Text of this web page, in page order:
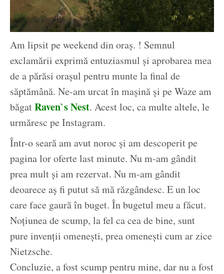
Am lipsit pe weekend din oraș. ! Semnul
exclamării exprimă entuziasmul și aprobarea mea
de a părăsi orașul pentru munte la final de
săptămână. Ne-am urcat în mașină și pe Waze am
băgatRaven`s Nest. Acest loc, ca multe altele, le
urmăresc pe Instagram.
Într-o seară am avut noroc și am descoperit pe
pagina lor oferte last minute. Nu m-am gândit
prea mult și am rezervat. Nu m-am gândit
deoarece aș fi putut să mă răzgândesc. E un loc
care face gaură în buget. În bugetul meu a făcut.
Noțiunea de scump, la fel ca cea de bine, sunt
pure invenții omenești, prea omenești cum ar zice
Nietzsche.
Concluzie, a fost scump pentru mine, dar nu a fost